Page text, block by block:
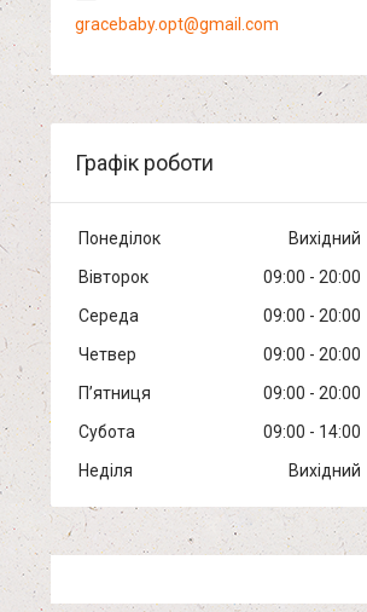
gracebaby.opt@gmail.com
Графік роботи
Понеділок
Вихідний
Вівторок
09:00
20:00
Середа
09:00
20:00
Четвер
09:00
20:00
Пʼятниця
09:00
20:00
Субота
09:00
14:00
Неділя
Вихідний